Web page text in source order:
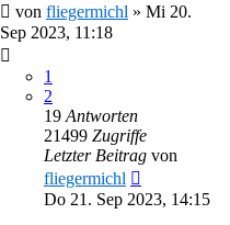
von fliegermichl » Mi 20.
Sep 2023, 11:18
1
2
19 Antworten
21499 Zugriffe
Letzter Beitrag von
fliegermichl
Do 21. Sep 2023, 14:15